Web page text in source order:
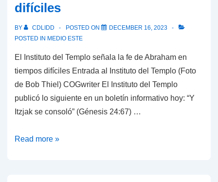
Israel,
Tlaib
sobre
“del
río
al
mar”
difíciles
BY CDLIDD POSTED ON
DECEMBER 16, 2023
POSTED IN MEDIO ESTE
El Instituto del Templo señala la fe de Abraham en
tiempos difíciles Entrada al Instituto del Templo (Foto
de Bob Thiel) COGwriter El Instituto del Templo
publicó lo siguiente en un boletín informativo hoy: “Y
Itzjak se consoló” (Génesis 24:67) …
El
Read more »